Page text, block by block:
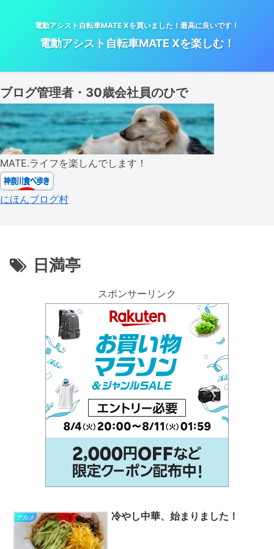
電動アシスト自転車MATE Xを買いました！最高に良いです！
電動アシスト自転車MATE Xを楽しむ！
ブログ管理者・30歳会社員のひで
MATE.ライフを楽しんでします！
にほんブログ村
日満亭
スポンサーリンク
グルメ 冷やし中華、始まりました！